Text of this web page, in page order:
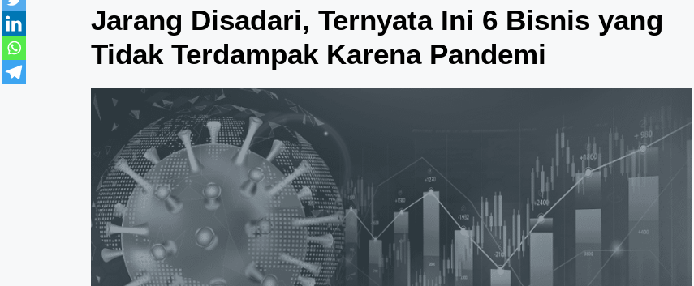
Jarang Disadari, Ternyata Ini 6 Bisnis yang
Tidak Terdampak Karena Pandemi